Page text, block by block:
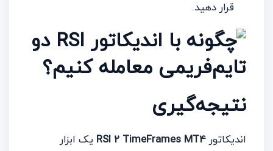
قرار دهید.
نتیجه‌گیری
اندیکاتورRSI 2 TimeFrames MT4 یک ابزار